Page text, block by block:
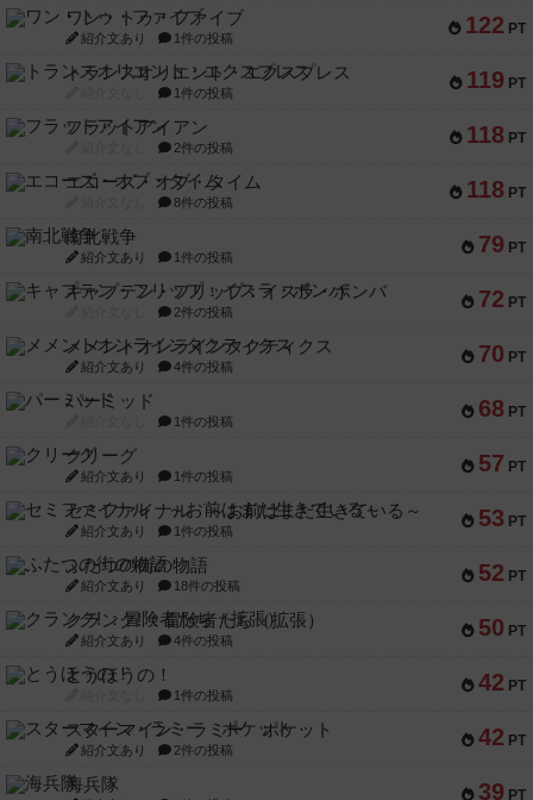
122 PT
ワン・トゥ・ファイブ
紹介文あり 1件の投稿
119 PT
トランスオリエント・エクスプレス
1件の投稿
118 PT
フラットアイアン
2件の投稿
118 PT
エコーズ・オブ・タイム
8件の投稿
79 PT
南北戦争
紹介文あり 1件の投稿
72 PT
キャプテン・フリップ：イスラ・ボンバ
2件の投稿
70 PT
メメントオンラインタクティクス
紹介文あり 4件の投稿
68 PT
パーミッド
1件の投稿
57 PT
クリーグ
紹介文あり 1件の投稿
53 PT
セミファイナル ～お前はまだ生きている～
紹介文あり 1件の投稿
52 PT
ふたつの街の物語
紹介文あり 18件の投稿
50 PT
クランク! ：冒険者たち（拡張）
紹介文あり 4件の投稿
42 PT
とうほうの！
1件の投稿
42 PT
スターマイン・ラミー ポケット
紹介文あり 2件の投稿
39 PT
海兵隊